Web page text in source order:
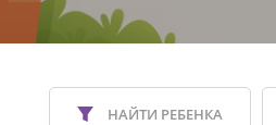
НАЙТИ РЕБЕНКА